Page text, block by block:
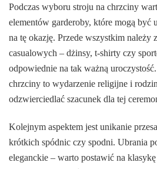
Podczas wyboru stroju na chrzciny
elementów garderoby, które mogą być
na tę okazję. Przede wszystkim należy
casualowych – dżinsy, t-shirty czy
odpowiednie na tak ważną
chrzciny to wydarzenie religijne i
odzwierciedlać szacunek dla tej
Kolejnym aspektem jest unikanie
krótkich spódnic czy spodni. Ubrania
eleganckie – warto postawić na